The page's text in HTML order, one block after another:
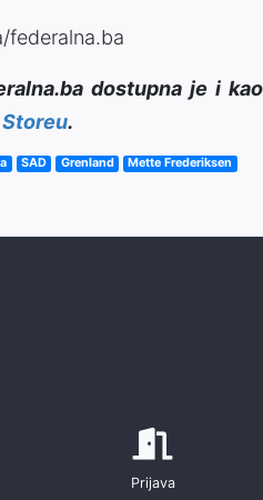
federalna.ba
dostupna je i
.
SAD Grenland Mette Frederiksen
Prijava